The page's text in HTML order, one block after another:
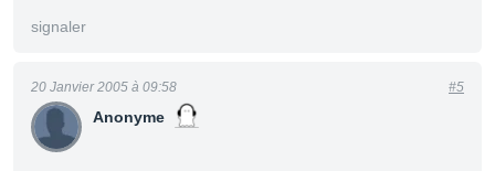
signaler
Anonyme
20 Janvier 2005 à 09:58 #5